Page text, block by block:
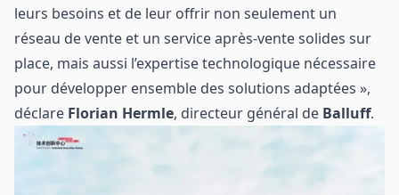
leurs besoins et de leur offrir non seulement un
réseau de vente et un service après-vente solides sur
place, mais aussi l’expertise technologique nécessaire
pour développer ensemble des solutions adaptées »,
déclare Florian Hermle, directeur général de Balluff.